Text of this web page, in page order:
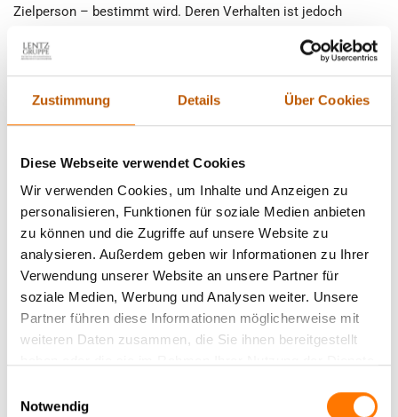
Zustimmung Details Über Cookies
Diese Webseite verwendet Cookies
Wir verwenden Cookies, um Inhalte und Anzeigen zu
personalisieren, Funktionen für soziale Medien anbieten
zu können und die Zugriffe auf unsere Website zu
analysieren. Außerdem geben wir Informationen zu Ihrer
Verwendung unserer Website an unsere Partner für
soziale Medien, Werbung und Analysen weiter. Unsere
Partner führen diese Informationen möglicherweise mit
weiteren Daten zusammen, die Sie ihnen bereitgestellt
Notwendig
Zielperson – bestimmt wird. Deren Verhalten ist jedoch